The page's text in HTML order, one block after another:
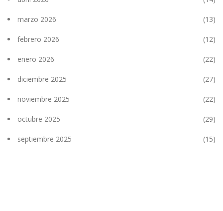
marzo 2026 (13)
febrero 2026 (12)
enero 2026 (22)
diciembre 2025 (27)
noviembre 2025 (22)
octubre 2025 (29)
septiembre 2025 (15)